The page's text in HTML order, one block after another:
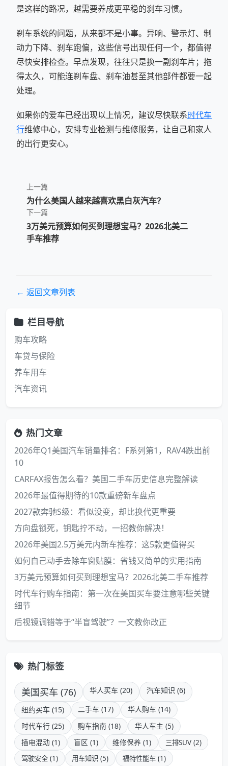
是这样的路况，越需要养成更平稳的刹车习惯。
刹车系统的问题，从来都不是小事。异响、警示灯、制
动力下降、刹车跑偏，这些信号出现任何一个，都值得
尽快安排检查。早点发现，往往只是换一副刹车片；拖
得太久，可能连刹车盘、刹车油甚至其他部件都要一起
处理。
如果你的爱车已经出现以上情况，建议尽快联系时代车
行维修中心，安排专业检测与维修服务，让自己和家人
的出行更安心。
上一篇
为什么美国人越来越喜欢黑白灰汽车？
下一篇
3万美元预算如何买到理想宝马？2026北美二
手车推荐
← 返回文章列表
栏目导航
购车攻略
车贷与保险
养车用车
汽车资讯
热门文章
2026年Q1美国汽车销量排名：F系列第1，RAV4跌出前
10
CARFAX报告怎么看？美国二手车历史信息完整解读
2026年最值得期待的10款重磅新车盘点
2027款奔驰S级：看似没变，却比换代更重要
方向盘锁死，钥匙拧不动，一招教你解决！
2026年美国2.5万美元内新车推荐：这5款更值得买
如何自己动手去除车窗贴膜：省钱又简单的实用指南
3万美元预算如何买到理想宝马？2026北美二手车推荐
时代车行购车指南：第一次在美国买车要注意哪些关键
细节
后视镜调错等于“半盲驾驶”？一文教你改正
热门标签
美国买车 (76) 华人买车 (20) 汽车知识 (6)
纽约买车 (15) 二手车 (17)
华人购车 (14)
时代车行 (25)
购车指南 (18)
华人车主 (5)
插电混动 (1)
盲区 (1) 维修保养 (1)
三排SUV (2)
驾驶安全 (1)
用车知识 (5) 福特性能车 (1)